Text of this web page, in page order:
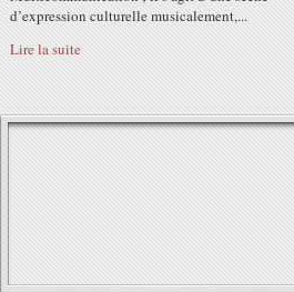
d’expression culturelle musicalement,...
Lire la suite